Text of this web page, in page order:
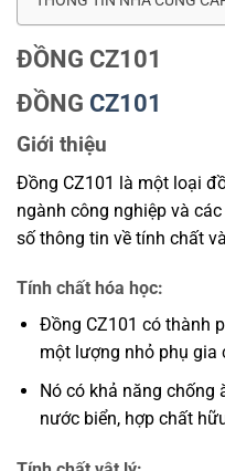
ĐỒNG CZ101
ĐỒNG CZ101
Giới thiệu
Đồng CZ101 là một loại
ngành công nghiệp và
số thông tin về tính chất
Tính chất hóa học:
Đồng CZ101 có thành
một lượng nhỏ phụ gia
Nó có khả năng chống
nước biển, hợp chất